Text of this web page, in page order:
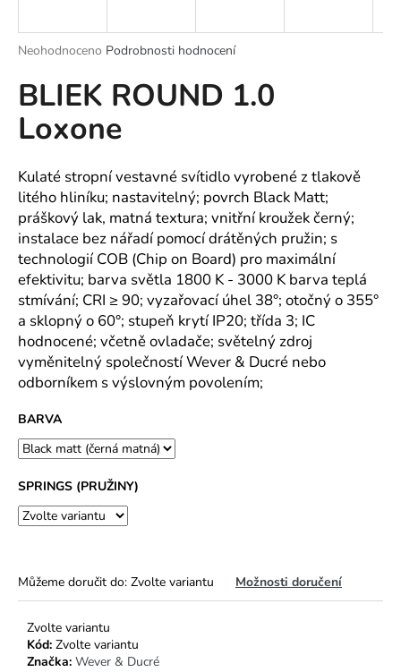
Průměrné
produktu
je
0,0
z
hvězdiček.
Neohodnoceno Podrobnosti hodnocení
BLIEK ROUND 1.0
Loxone
Kulaté stropní vestavné svítidlo vyrobené z tlakově
litého hliníku; nastavitelný; povrch Black Matt;
práškový lak, matná textura; vnitřní kroužek černý;
instalace bez nářadí pomocí drátěných pružin; s
technologií COB (Chip on Board) pro maximální
efektivitu; barva světla 1800 K - 3000 K barva teplá
stmívání; CRI ≥ 90; vyzařovací úhel 38°; otočný o 355°
a sklopný o 60°; stupeň krytí IP20; třída 3; IC
hodnocené; včetně ovladače; světelný zdroj
vyměnitelný společností Wever & Ducré nebo
odborníkem s výslovným povolením;
BARVA
SPRINGS (PRUŽINY)
Můžeme doručit do: Zvolte variantu Možnosti doručení
Zvolte variantu
Kód: Zvolte variantu
Značka: Wever & Ducré
j
t
?
HLEDAT
D
o
p
o
r
u
u
j
e
m
e